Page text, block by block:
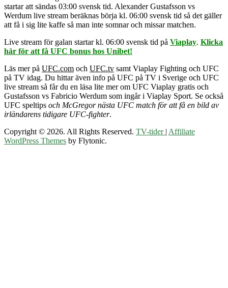
startar att sändas 03:00 svensk tid. Alexander Gustafsson vs
Werdum live stream beräknas börja kl. 06:00 svensk tid så det gäller
att få i sig lite kaffe så man inte somnar och missar matchen.
Live stream för galan startar kl. 06:00 svensk tid på Viaplay. Klicka
här för att få UFC bonus hos Unibet!
Läs mer på UFC.com och UFC.tv samt Viaplay Fighting och UFC
på TV idag. Du hittar även info på UFC på TV i Sverige och UFC
live stream så får du en läsa lite mer om UFC Viaplay gratis och
Gustafsson vs Fabricio Werdum som ingår i Viaplay Sport. Se också
UFC speltips och McGregor nästa UFC match för att få en bild av
irländarens tidigare UFC-fighter.
Copyright © 2026. All Rights Reserved. TV-tider | Affiliate
WordPress Themes by Flytonic.